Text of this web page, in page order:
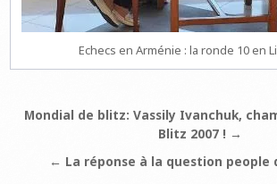
Echecs en Arménie : la ronde 10 en
Navigation
l’article
Mondial de blitz: Vassily Ivanchuk,
Blitz 2007 ! →
← La réponse à la question people